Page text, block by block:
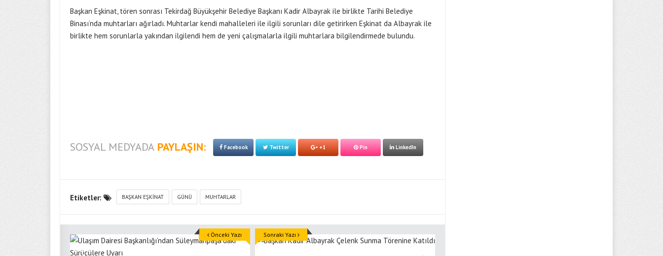
Başkan Eşkinat, tören sonrası Tekirdağ Büyükşehir Belediye Başkanı Kadir Albayrak ile birlikte Tarihi Belediye
Binası’nda muhtarları ağırladı. Muhtarlar kendi mahalleleri ile ilgili sorunları dile getirirken Eşkinat da Albayrak ile
birlikte hem sorunlarla yakından ilgilendi hem de yeni çalışmalarla ilgili muhtarlara bilgilendirmede bulundu.
SOSYAL MEDYADA PAYLAŞIN: Facebook Twitter +1 Pin LinkedIn
Etiketler: BAŞKAN EŞKINAT GÜNÜ MUHTARLAR
Önceki Yazı Sonraki Yazı